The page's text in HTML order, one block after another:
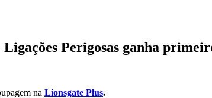
Perigosas ganha
na Lionsgate Plus.